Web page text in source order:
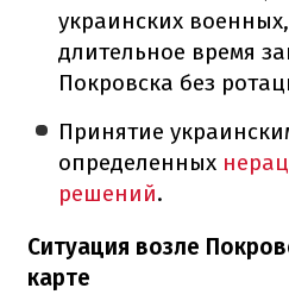
украинских
длительное время
Покровска без
Принятие
определенных
решений.
Ситуация возле
карте